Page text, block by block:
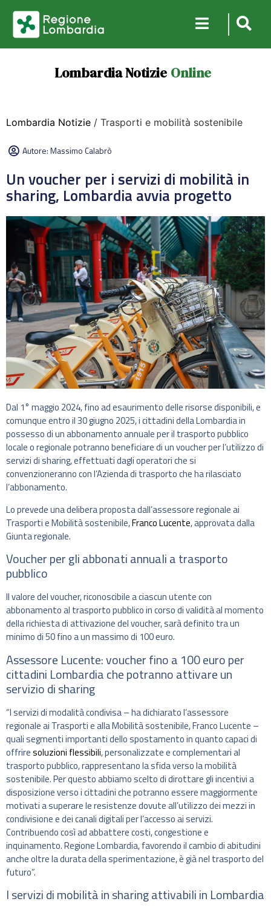
Lombardia Notizie Online
Lombardia Notizie / Trasporti e mobilità sostenibile
Autore:Massimo Calabrò
Un voucher per i servizi di mobilità in
sharing, Lombardia avvia progetto
Dal 1° maggio 2024, fino ad esaurimento delle risorse disponibili, e
comunque entro il 30 giugno 2025, i cittadini della Lombardia in
possesso di un abbonamento annuale per il trasporto pubblico
locale o regionale potranno beneficiare di un voucher per l’utilizzo di
servizi di sharing, effettuati dagli operatori che si
convenzioneranno con l’Azienda di trasporto che ha rilasciato
l’abbonamento.
Lo prevede una delibera proposta dall’assessore regionale ai
Trasporti e Mobilità sostenibile,Franco Lucente, approvata dalla
Giunta regionale.
Voucher per gli abbonati annuali a trasporto
pubblico
Il valore del voucher, riconoscibile a ciascun utente con
abbonamento al trasporto pubblico in corso di validità al momento
della richiesta di attivazione del voucher, sarà definito tra un
minimo di 50 fino a un massimo di 100 euro.
Assessore Lucente: voucher fino a 100 euro per
cittadini Lombardia che potranno attivare un
servizio di sharing
“I servizi di modalità condivisa – ha dichiarato l’assessore
regionale ai Trasporti e alla Mobilità sostenibile, Franco Lucente –
quali segmenti importanti dello spostamento in quanto capaci di
offriresoluzioni flessibili, personalizzate e complementari al
trasporto pubblico, rappresentano la sfida verso la mobilità
sostenibile. Per questo abbiamo scelto di dirottare gli incentivi a
disposizione verso i cittadini che potranno essere maggiormente
motivati a superare le resistenze dovute all’utilizzo dei mezzi in
condivisione e dei canali digitali per l’accesso ai servizi.
Contribuendo così ad abbattere costi, congestione e
inquinamento. Regione Lombardia, favorendo il cambio di abitudini
anche oltre la durata della sperimentazione, è già nel trasporto del
futuro”.
I servizi di mobilità in sharing attivabili in Lombardia